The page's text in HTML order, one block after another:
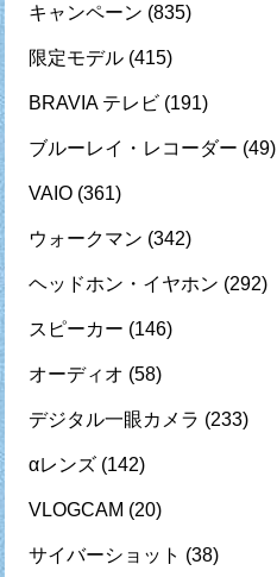
キャンペーン (835)
限定モデル (415)
BRAVIA テレビ (191)
ブルーレイ・レコーダー (49)
VAIO (361)
ウォークマン (342)
ヘッドホン・イヤホン (292)
スピーカー (146)
オーディオ (58)
デジタル一眼カメラ (233)
αレンズ (142)
VLOGCAM (20)
サイバーショット (38)